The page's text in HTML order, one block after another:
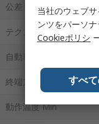
公差
テクノロジー
自動車規格
終端方式
動作温度 Min
当社のウェブ
ンツをパーソ
Cookieポリシ
すべ